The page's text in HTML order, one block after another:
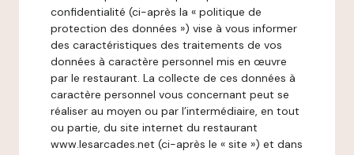
confidentialité (ci-après la « politique de
protection des données ») vise à vous informer
des caractéristiques des traitements de vos
données à caractère personnel mis en œuvre
par le restaurant. La collecte de ces données à
caractère personnel vous concernant peut se
réaliser au moyen ou par l’intermédiaire, en tout
ou partie, du site internet du restaurant
www.lesarcades.net (ci-après le « site ») et dans